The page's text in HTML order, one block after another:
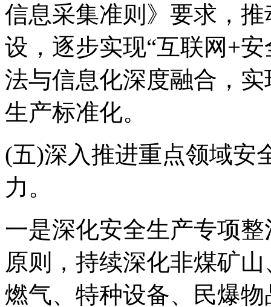
信息采集准则》要求，
设，逐步实现“互联网+
法与信息化深度融合，
生产标准化。
(五)深入推进重点领域安
力。
一是深化安全生产专项
原则，持续深化非煤矿
燃气、特种设备、民爆